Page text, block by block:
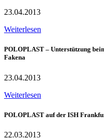
23.04.2013
Weiterlesen
POLOPLAST – Unterstützung
Fakena
23.04.2013
Weiterlesen
POLOPLAST auf der ISH
22.03.2013